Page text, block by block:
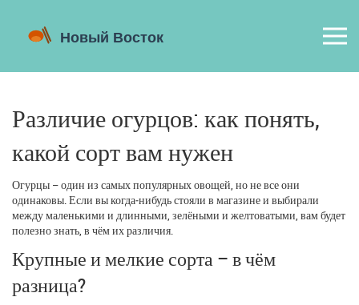
Различие огурцов: как понять,
какой сорт вам нужен
Огурцы – один из самых популярных овощей, но не все они
одинаковы. Если вы когда‑нибудь стояли в магазине и выбирали
между маленькими и длинными, зелёными и желтоватыми, вам будет
полезно знать, в чём их различия.
Крупные и мелкие сорта – в чём
разница?